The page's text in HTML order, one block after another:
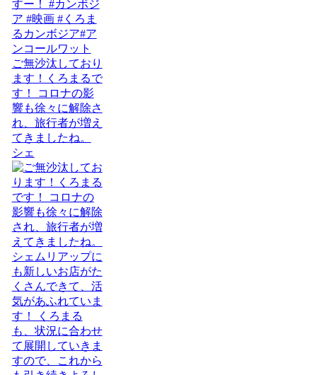
ご無沙汰しており
ます！くろまるで
す！ コロナの影
響も徐々に解除さ
れ、旅行者が増え
てきましたね。
シェ